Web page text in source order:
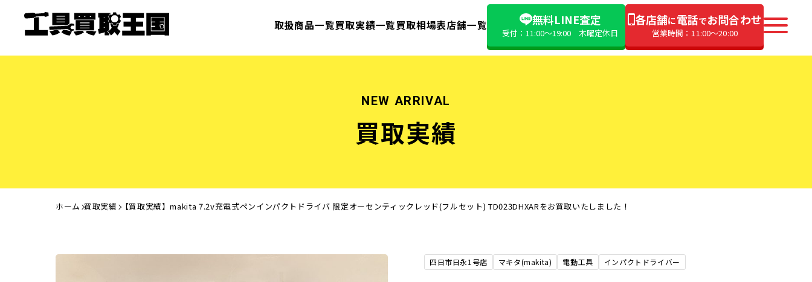
取扱商品一覧買取実績一覧買取相場表店舗一覧 無料LINE査定
受付：11:00〜19:00 木曜定休日
各店舗に電話でお問合わせ
営業時間：11:00〜20:00
NEW ARRIVAL
買取実績
ホーム 買取実績 【買取実績】makita 7.2v充電式ペンインパクトドライバ 限定オーセンティックレッド(フルセット) TD023DHXARをお買取いたしました！
四日市日永1号店 マキタ(makita) 電動工具 インパクトドライバー